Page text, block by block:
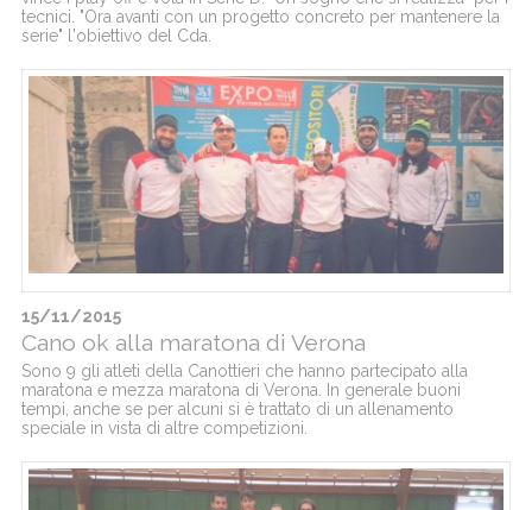
tecnici. "Ora avanti con un progetto concreto per mantenere la
serie" l'obiettivo del Cda.
15/11/2015
Cano ok alla maratona di Verona
Sono 9 gli atleti della Canottieri che hanno partecipato alla
maratona e mezza maratona di Verona. In generale buoni
tempi, anche se per alcuni si è trattato di un allenamento
speciale in vista di altre competizioni.